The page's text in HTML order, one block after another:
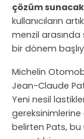
çözüm
kullanıcıların
menzil
bir dönem
Michelin
Jean-Claude
Yeni nesil
belirten Pats, bu